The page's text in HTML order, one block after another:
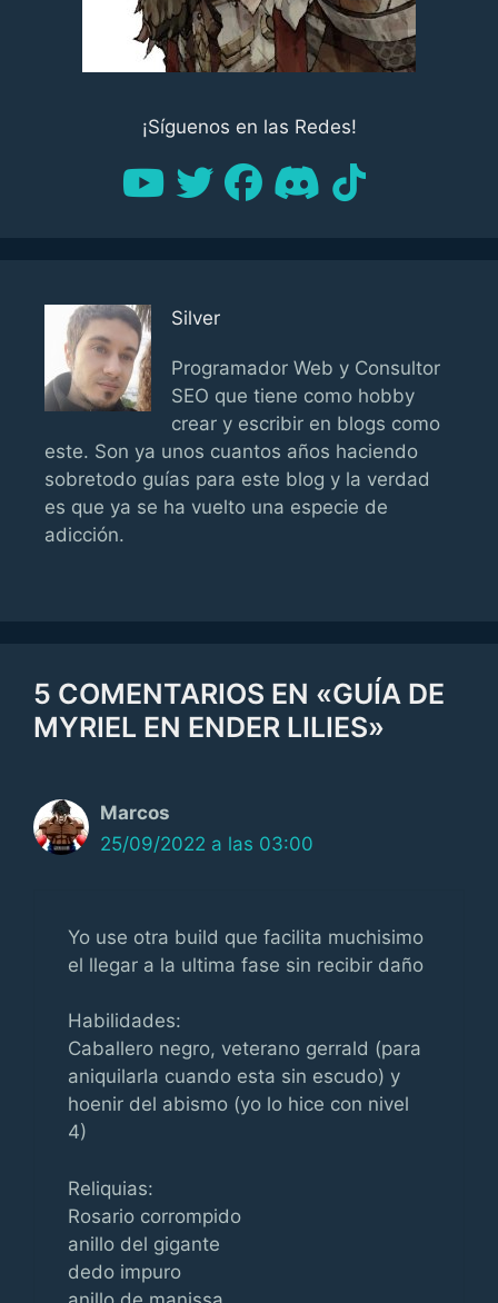
¡Síguenos en las Redes!
Silver
Programador Web y Consultor
SEO que tiene como hobby
crear y escribir en blogs como
este. Son ya unos cuantos años haciendo
sobretodo guías para este blog y la verdad
es que ya se ha vuelto una especie de
adicción.
5 COMENTARIOS EN «GUÍA DE
MYRIEL EN ENDER LILIES»
Marcos
25/09/2022 a las 03:00
Yo use otra build que facilita muchisimo
el llegar a la ultima fase sin recibir daño
Habilidades:
Caballero negro, veterano gerrald (para
aniquilarla cuando esta sin escudo) y
hoenir del abismo (yo lo hice con nivel
4)
Reliquias:
Rosario corrompido
anillo del gigante
dedo impuro